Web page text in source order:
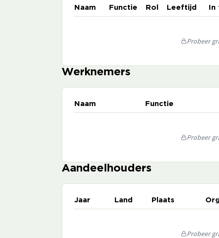
Naam Functie Rol Leeftijd
Probeer
Werknemers
Naam Functie
Probeer
Aandeelhouders
Jaar Land Plaats
Probeer